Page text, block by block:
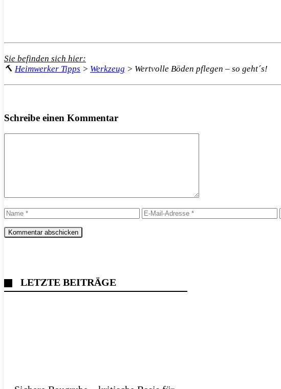
Sie befinden sich hier:
🔨 Heimwerker Tipps > Werkzeug > Wertvolle Böden pflegen – so geht´s!
Schreibe einen Kommentar
Name
E-
Mail-
LETZTE BEITRÄGE